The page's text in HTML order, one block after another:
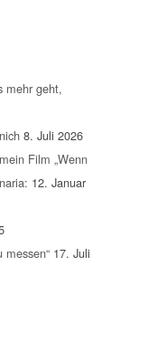
mehr geht,
8. Juli 2026
Film „Wenn
12. Januar
messen“ 17. Juli